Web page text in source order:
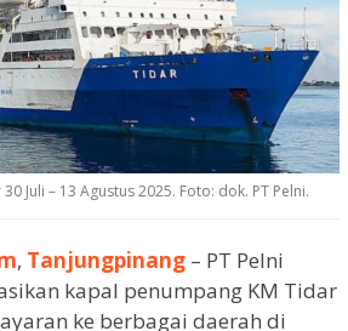
Juli – 13 Agustus 2025. Foto: dok. PT Pelni.
, Tanjungpinang – PT Pelni
kapal penumpang KM Tidar
ke berbagai daerah di